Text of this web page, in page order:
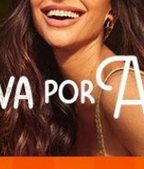
é minimalista e
que garante
quadrado
e sofisticado. Atira
garante um ajuste
com brilhos sobre o
para qualquer
dia, lazer